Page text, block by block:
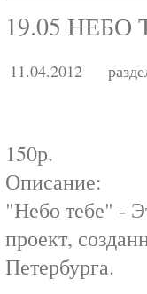
19.05 НЕБО
11.04.2012
150р.
Описание:
"Небо тебе" -
проект,
Петербурга.